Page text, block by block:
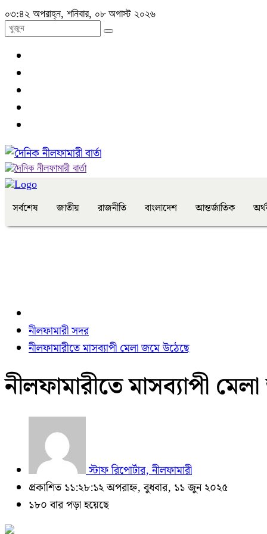
০৩:৪২ অপরাহ্ন, শনিবার, ০৮ অগাস্ট ২০২৬
সর্বশেষ জাতীয় রাজনীতি বাংলাদেশ আন্তর্জাতিক
নীলফামারী সদর
নীলফামারীতে মাসব্যাপী মেলা জমে উঠেছে
নীলফামারীতে মাসব্যাপী
স্টাফ রিপোর্টার, নীলফামারী
প্রকাশিত ১১:২৮:১২ অপরাহ্ন, বুধবার, ১১ জুন ২০২৫
১৮০ বার পড়া হয়েছে